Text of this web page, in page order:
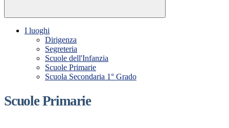
I luoghi
Dirigenza
Segreteria
Scuole dell'Infanzia
Scuole Primarie
Scuola Secondaria 1° Grado
Scuole Primarie